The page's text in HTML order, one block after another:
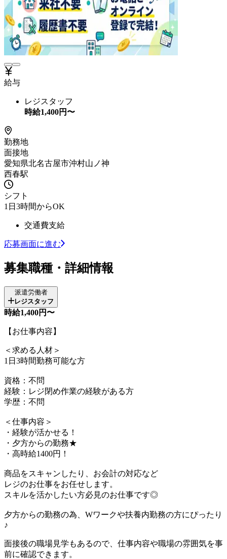
給与
レジスタッフ
時給1,400円〜
勤務地
面接地
愛知県北名古屋市沖村山ノ神
西春駅
シフト
1日3時間からOK
交通費支給
応募画面に進む
募集職種・詳細情報
派遣労働者
レジスタッフ
時給1,400円〜
【お仕事内容】
＜求める人材＞
1日3時間勤務可能な方
資格：不問
経験：レジ閉め作業の経験がある方
学歴：不問
＜仕事内容＞
・経験が活かせる！
・夕方からの勤務★
・高時給1400円！
商品をスキャンしたり、お会計の対応など
レジのお仕事をお任せします。
スキルを活かしたい方必見のお仕事です◎
夕方からの勤務の為、Wワークや扶養内勤務の方にぴったり
♪
面接後の職場見学もあるので、仕事内容や職場の雰囲気を事
前に確認できます。